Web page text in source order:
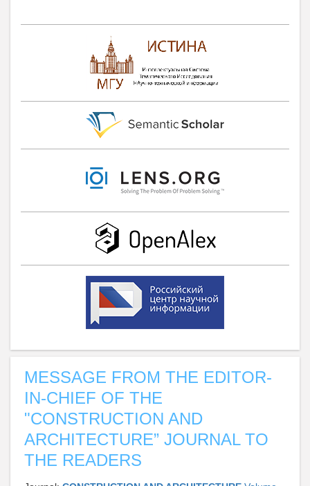
MESSAGE FROM THE EDITOR-
IN-CHIEF OF THE
"CONSTRUCTION AND
ARCHITECTURE” JOURNAL TO
THE READERS